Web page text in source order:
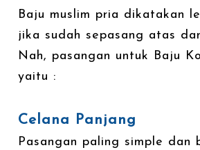
Baju muslim pria dikatakan
jika sudah sepasang atas
Nah, pasangan untuk Baju
yaitu :
Celana Panjang
Pasangan paling simple dan